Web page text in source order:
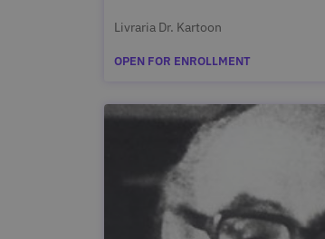
Livraria Dr. Kartoon
OPEN FOR ENROLLMENT